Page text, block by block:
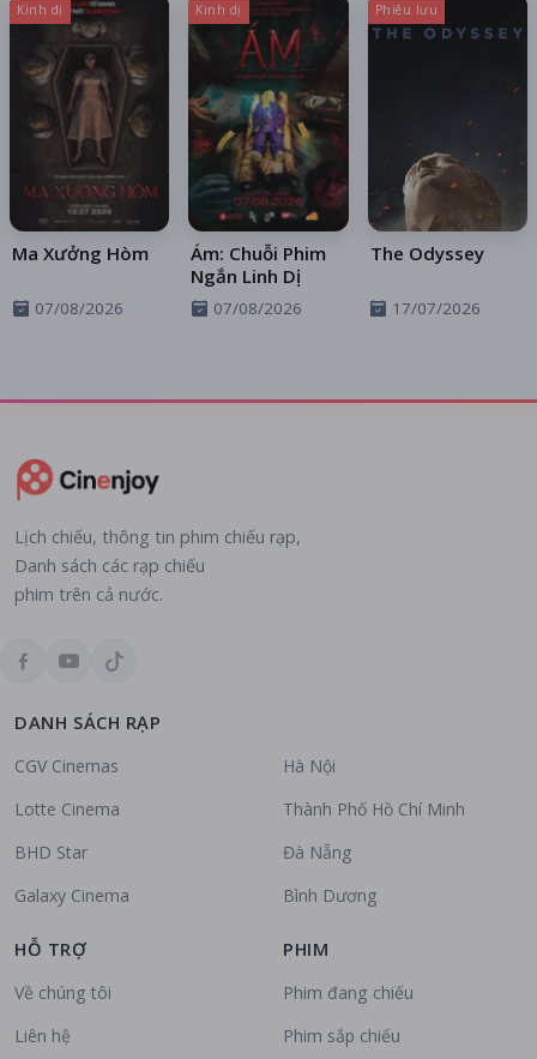
Kinh dị
Ma Xưởng Hòm
07/08/2026
Kinh dị
Ám: Chuỗi Phim
Ngắn Linh Dị
07/08/2026
Phiêu lưu
The Odyssey
17/07/2026
Lịch chiếu, thông tin phim chiếu rạp,
Danh sách các rạp chiếu
phim trên cả nước.
DANH SÁCH RẠP
CGV Cinemas
Lotte Cinema
BHD Star
Galaxy Cinema
Hà Nội
Thành Phố Hồ Chí Minh
Đà Nẵng
Bình Dương
HỖ TRỢ
Về chúng tôi
Liên hệ
PHIM
Phim đang chiếu
Phim sắp chiếu